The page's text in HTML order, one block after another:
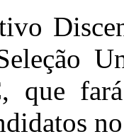
que